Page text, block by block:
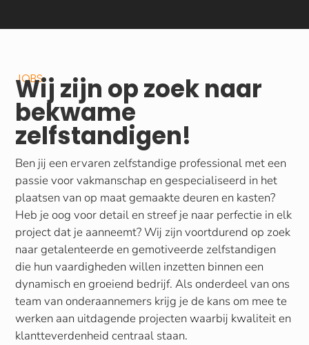
JOBS
Wij zijn op zoek naar
bekwame
zelfstandigen!
Ben jij een ervaren zelfstandige professional met een
passie voor vakmanschap en gespecialiseerd in het
plaatsen van op maat gemaakte deuren en kasten?
Heb je oog voor detail en streef je naar perfectie in elk
project dat je aanneemt? Wij zijn voortdurend op zoek
naar getalenteerde en gemotiveerde zelfstandigen
die hun vaardigheden willen inzetten binnen een
dynamisch en groeiend bedrijf. Als onderdeel van ons
team van onderaannemers krijg je de kans om mee te
werken aan uitdagende projecten waarbij kwaliteit en
klantteverdenheid centraal staan.